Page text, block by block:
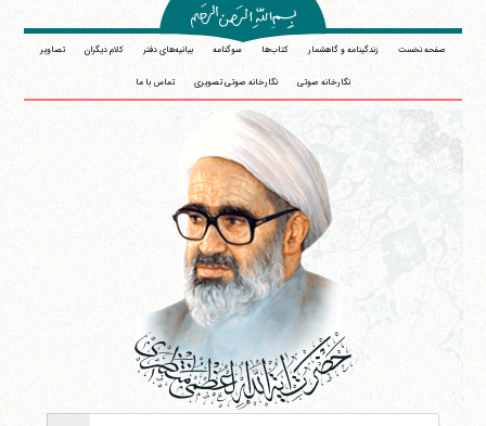
صفحه نخست زندگینامه و گاهشمار کتاب‌ها سوگنامه بیانیه‌های دفتر کلام دیگران تصاویر
نگارخانه صوتی نگارخانه صوتی تصویری تماس با ما